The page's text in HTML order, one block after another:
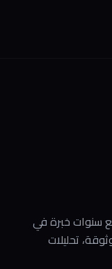
سنوات خبرة في
تحليلات